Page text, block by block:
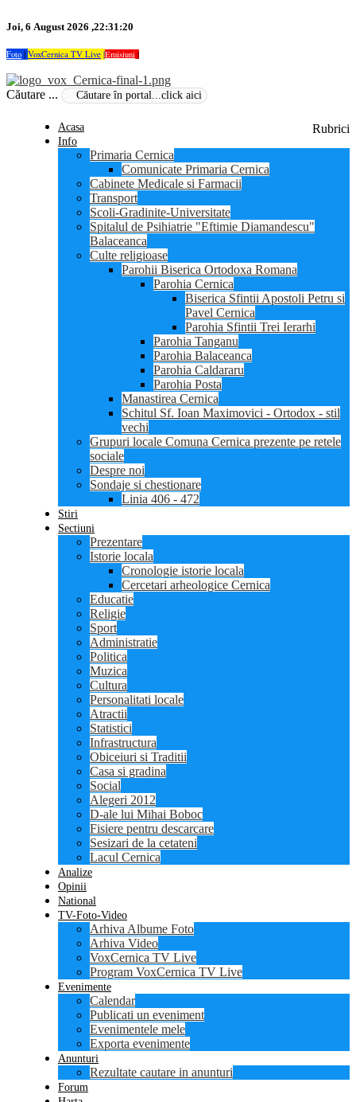
Joi, 6 August 2026 ,22:31:20
Foto | VoxCernica TV Live |Emisiuni |
Căutare ...
Rubrici
Acasa
Info
Primaria Cernica
Comunicate Primaria Cernica
Cabinete Medicale si Farmacii
Transport
Scoli-Gradinite-Universitate
Spitalul de Psihiatrie "Eftimie Diamandescu"
Balaceanca
Culte religioase
Parohii Biserica Ortodoxa Romana
Parohia Cernica
Biserica Sfintii Apostoli Petru si
Pavel Cernica
Parohia Sfintii Trei Ierarhi
Parohia Tanganu
Parohia Balaceanca
Parohia Caldararu
Parohia Posta
Manastirea Cernica
Schitul Sf. Ioan Maximovici - Ortodox - stil
vechi
Grupuri locale Comuna Cernica prezente pe retele
sociale
Despre noi
Sondaje si chestionare
Linia 406 - 472
Stiri
Sectiuni
Prezentare
Istorie locala
Cronologie istorie locala
Cercetari arheologice Cernica
Educatie
Religie
Sport
Administratie
Politica
Muzica
Cultura
Personalitati locale
Atractii
Statistici
Infrastructura
Obiceiuri si Traditii
Casa si gradina
Social
Alegeri 2012
D-ale lui Mihai Boboc
Fisiere pentru descarcare
Sesizari de la cetateni
Lacul Cernica
Analize
Opinii
National
TV-Foto-Video
Arhiva Albume Foto
Arhiva Video
VoxCernica TV Live
Program VoxCernica TV Live
Evenimente
Calendar
Publicati un eveniment
Evenimentele mele
Exporta evenimente
Anunturi
Rezultate cautare in anunturi
Forum